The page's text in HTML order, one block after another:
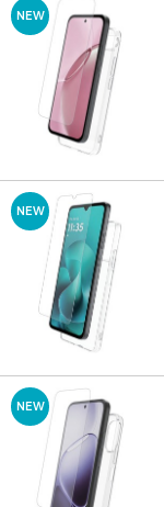
NEW
NEW
NEW